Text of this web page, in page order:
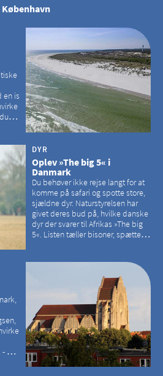
en is
DYR
Oplev »The big 5« i
Danmark
Du behøver ikke rejse langt for at
komme på safari og spotte store,
sjældne dyr. Naturstyrelsen har
givet deres bud på, hvilke danske
dyr der svarer til Afrikas »The big
5«. Listen tæller bisoner, spættede
og